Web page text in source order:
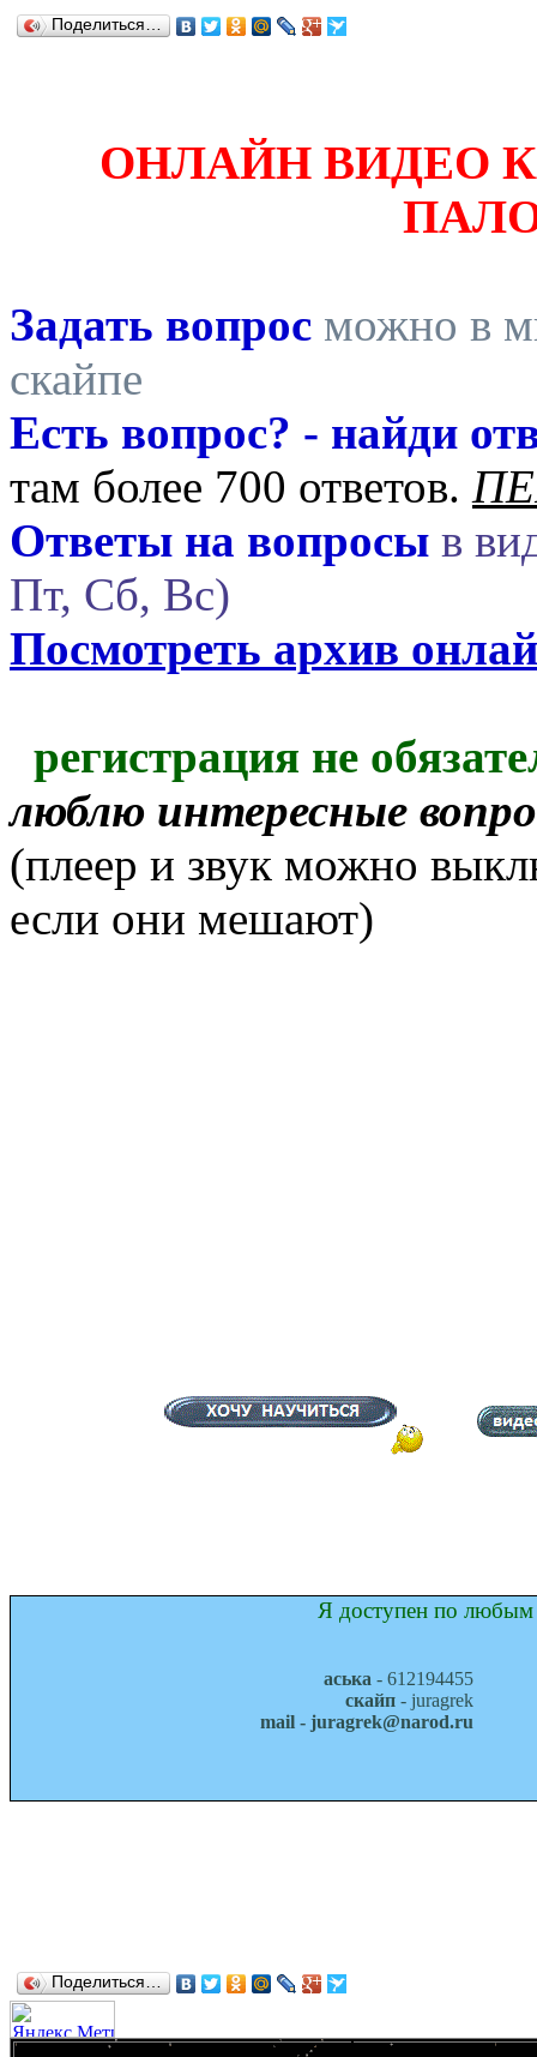
Поделиться…
ОНЛАЙН ВИДЕО
Задать вопрос можно в
скайпе
Есть вопрос? - найди
там более 700 ответов.
Ответы на вопросы в
Пт, Сб, Вс)
Посмотреть архив
регистрация не
люблю интересные
(плеер и звук можно
если они мешают)
Я доступен по любым
аська - 612194455
скайп - juragrek
mail - juragrek@narod.ru
Поделиться…